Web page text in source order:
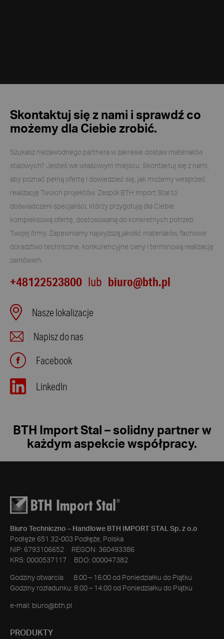
Skontaktuj się z nami i sprawdź co
możemy dla Ciebie zrobić.
Szukasz niezawodnego partnera w zakresie dostaw materiałów
stalowych? Jesteś we właściwym miejscu. Skontaktuj się z nami,
aby poznać pełną ofertę i dowiedzieć się, jak możemy wesprzeć
realizację Twoich projektów. Zespół BTH Import Stal to
doświadczeni specjaliści, którzy przygotują dla Ciebie
kompleksową ofertę, dostosowaną do konkretnych potrzeb
Twojej firmy. Zapewniamy najwyższą jakość materiałów, fachowe
doradztwo techniczne, konkurencyjne ceny i terminową realizację
zamówień.
+48122523800 lub biuro@bth.pl
Nasze lokalizacje
Napisz do nas
Facebook
LinkedIn
BTH Import Stal – solidny partner w
każdym aspekcie współpracy.
Biuro Techniczno – Handlowe BTH IMPORT STAL Sp. z o.o
Podłęże 651 32-003 Podłęże, Polska
NIP: 6793106652 REGON: 360493386
KRS: 0000537117 BDO: 000047382
Godziny otwarcia: 8:00 – 16:00 od Poniedziałku do Piątku
Godziny rozładunku: 8:00 – 14:00 od Poniedziałku do Piątku
e-mail: biuro@bth.pl
PRODUKTY